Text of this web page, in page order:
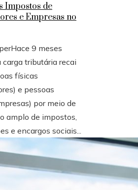
Impostos de
e Empresas no
Hace 9 meses
carga tributária recai
físicas
e pessoas
por meio de
amplo de impostos,
e encargos sociais...